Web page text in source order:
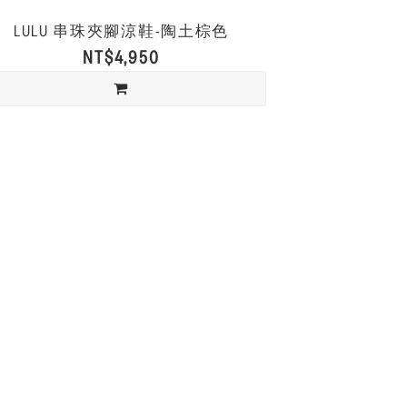
LULU 串珠夾腳涼鞋-陶土棕色
NT$4,950